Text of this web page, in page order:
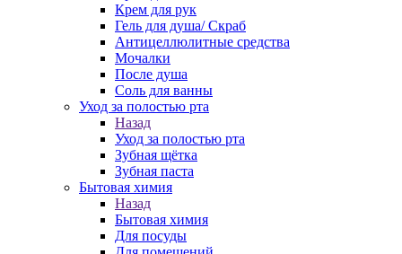
Крем для рук
Гель для душа/ Скраб
Антицеллюлитные средства
Мочалки
После душа
Соль для ванны
Уход за полостью рта
Назад
Уход за полостью рта
Зубная щётка
Зубная паста
Бытовая химия
Назад
Бытовая химия
Для посуды